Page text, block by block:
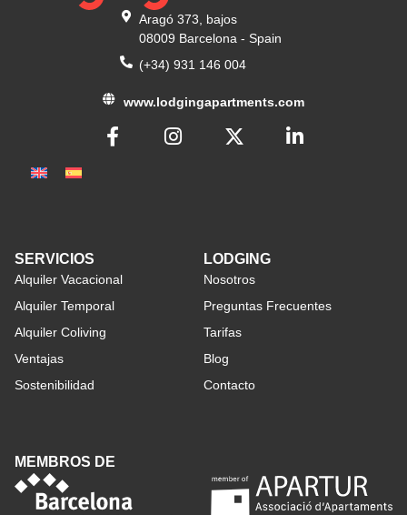
Aragó 373, bajos
08009 Barcelona - Spain
(+34) 931 146 004
www.lodgingapartments.com
SERVICIOS
Alquiler Vacacional
Alquiler Temporal
Alquiler Coliving
Ventajas
Sostenibilidad
LODGING
Nosotros
Preguntas Frecuentes
Tarifas
Blog
Contacto
MEMBROS DE